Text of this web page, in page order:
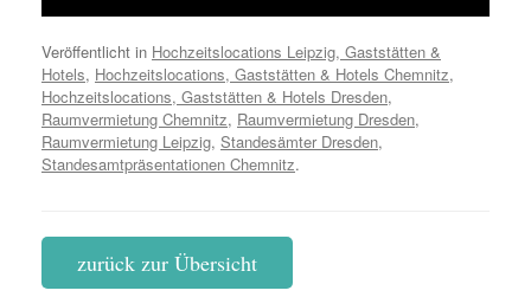
Veröffentlicht in Hochzeitslocations Leipzig, Gaststätten &
Hotels, Hochzeitslocations, Gaststätten & Hotels Chemnitz,
Hochzeitslocations, Gaststätten & Hotels Dresden,
Raumvermietung Chemnitz, Raumvermietung Dresden,
Raumvermietung Leipzig, Standesämter Dresden,
Standesamtpräsentationen Chemnitz.
zurück zur Übersicht